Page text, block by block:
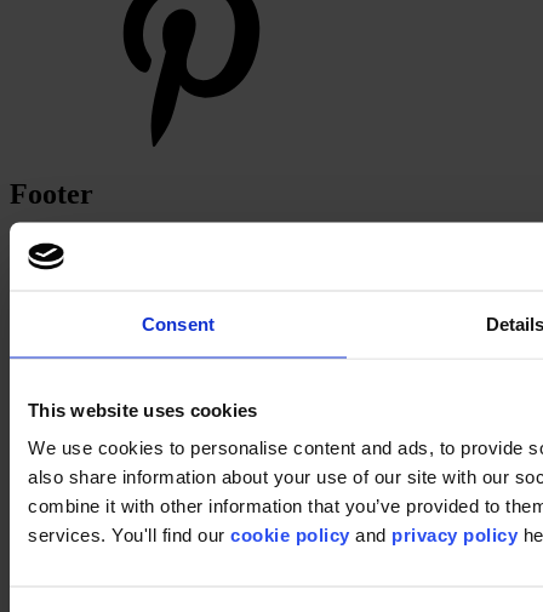
Consent
This website uses cookies
We use cookies to personalise content and ads, to provide
also share information about your use of our site with our
combine it with other information that you’ve provided to
services. You'll find our cookie policy and privacy policy
Footer
Sectoren
Retail
Tapijttegels
Product Zoeker
Collectiegroepen
Backings
LVT
Luxury Vinyl Tiles (LVT)